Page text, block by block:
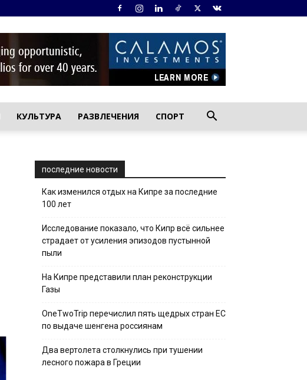
КУЛЬТУРА РАЗВЛЕЧЕНИЯ СПОРТ
последние новости
Как изменился отдых на Кипре за последние
100 лет
Исследование показало, что Кипр всё сильнее
страдает от усиления эпизодов пустынной
пыли
На Кипре представили план реконструкции
Газы
OneTwoTrip перечислил пять щедрых стран ЕС
по выдаче шенгена россиянам
Два вертолета столкнулись при тушении
лесного пожара в Греции